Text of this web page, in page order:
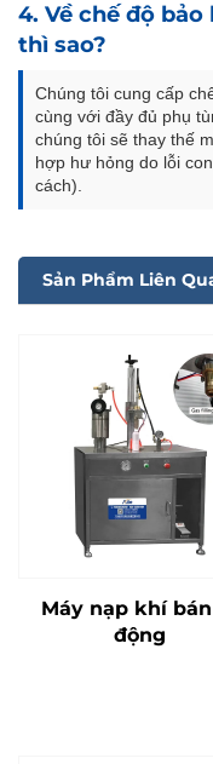
4. Về chế độ
thì sao?
Chúng tôi cung cấp
cùng với đầy đủ phụ
chúng tôi sẽ thay thế
hợp hư hỏng do lỗi
cách).
Sản Phẩm Liên
Máy nạp khí
động